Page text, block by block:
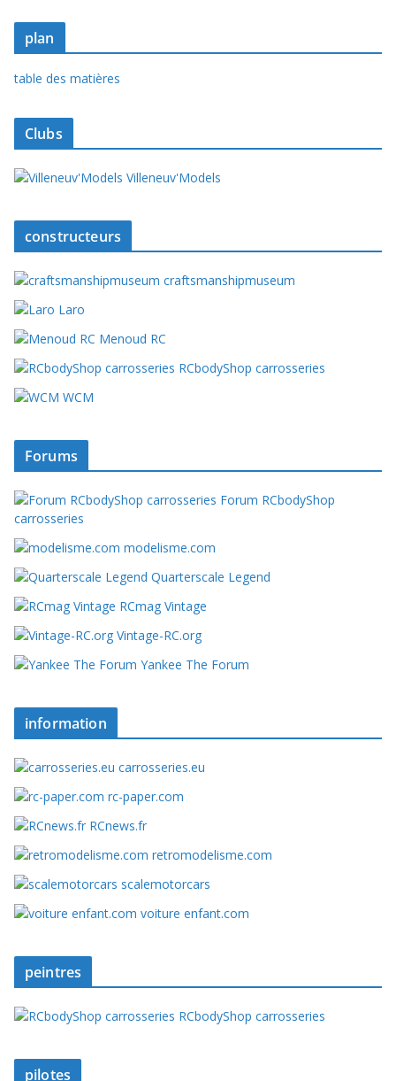
plan
table des matières
Clubs
Villeneuv'Models
constructeurs
craftsmanshipmuseum
Laro
Menoud RC
RCbodyShop carrosseries
WCM
Forums
Forum RCbodyShop
carrosseries
modelisme.com
Quarterscale Legend
RCmag Vintage
Vintage-RC.org
Yankee The Forum
information
carrosseries.eu
rc-paper.com
RCnews.fr
retromodelisme.com
scalemotorcars
voiture enfant.com
peintres
RCbodyShop carrosseries
pilotes